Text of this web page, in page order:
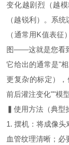
变化越剧烈（越
（越锐利）。系
（通常用K值表
图——这就是您看
它给出的通常是"
更复杂的标定）
前后灌注变化""模
▍使用方法（典型
1. 摆机：将成像
血管纹理清晰；必